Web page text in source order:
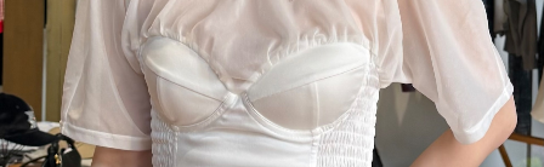
#Andersson Bell
#Perks And Mini
#PRANK PROJECT
Category 商品カテゴリ
SALE / セール